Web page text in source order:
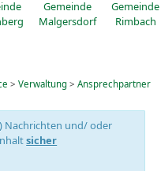
> Verwaltung> Ansprechpartner
Nachrichten und/ oder
sicher